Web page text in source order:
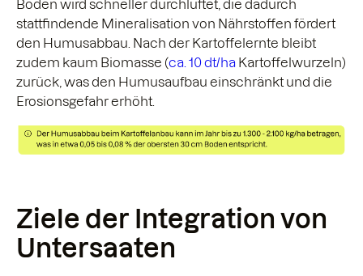
Boden wird schneller durchlüftet, die dadurch
stattfindende Mineralisation von Nährstoffen fördert
den Humusabbau. Nach der Kartoffelernte bleibt
zudem kaum Biomasse (ca. 10 dt/ha Kartoffelwurzeln)
zurück, was den Humusaufbau einschränkt und die
Erosionsgefahr erhöht.
Ziele der Integration von
Untersaaten